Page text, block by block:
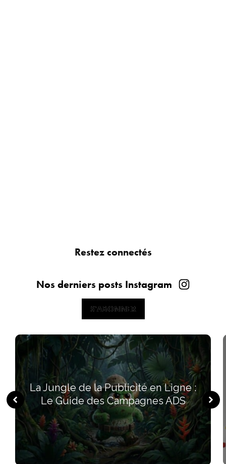
Restez connectés
Nos derniers posts Instagram
S'ABONNER
S'ABONNER
La Jungle de la Publicité en Ligne :
Le Guide des Campagnes ADS